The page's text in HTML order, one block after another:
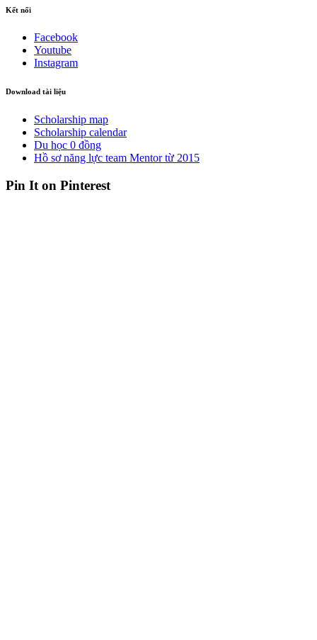
Kết nối
Facebook
Youtube
Instagram
Download tài liệu
Scholarship map
Scholarship calendar
Du học 0 đồng
Hồ sơ năng lực team Mentor từ 2015
Pin It on Pinterest